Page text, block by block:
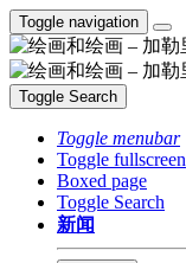
Toggle navigation
Toggle Search
Toggle menubar
Toggle fullscreen
Boxed page
Toggle Search
新闻